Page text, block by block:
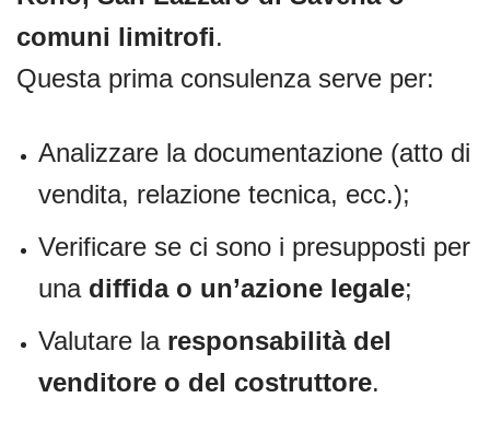
comuni limitrofi.
Questa prima consulenza serve per:
Analizzare la documentazione (atto di
vendita, relazione tecnica, ecc.);
Verificare se ci sono i presupposti per
una diffida o un’azione legale;
Valutare la responsabilità del
venditore o del costruttore.